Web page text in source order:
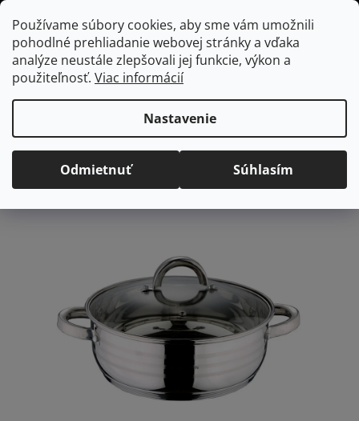
Používame súbory cookies, aby sme vám umožnili
pohodlné prehliadanie webovej stránky a vďaka
analýze neustále zlepšovali jej funkcie, výkon a
použiteľnosť. Viac informácií
Nastavenie
Odmietnuť Súhlasím
Prejsť
na
obsah
Hľadať
Domov
/ Kuchyňa / Varenie / Kastróly
Blaumann Kastról s
pokrievkou 2L
Blaumann Kastról s
pokrievkou 2L
Priemerné
hodnotenie
hviezdičiek.
Neohodnotené
Podrobnosti hodnotenia